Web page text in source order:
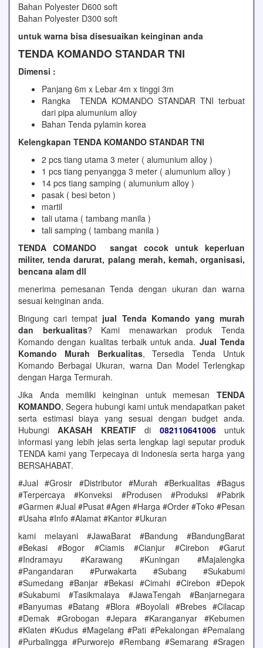
Bahan Polyester D600 soft
Bahan Polyester D300 soft
untuk warna bisa disesuaikan keinginan anda
TENDA KOMANDO STANDAR TNI
Dimensi :
Panjang 6m x Lebar 4m x tinggi 3m
Rangka TENDA KOMANDO STANDAR TNI terbuat
dari pipa alumunium alloy
Bahan Tenda pylamin korea
Kelengkapan TENDA KOMANDO STANDAR TNI
2 pcs tiang utama 3 meter ( alumunium alloy )
1 pcs tiang penyangga 3 meter ( alumunium alloy )
14 pcs tiang samping ( alumunium alloy )
pasak ( besi beton )
martil
tali utama ( tambang manila )
tali samping ( tambang manila )
TENDA COMANDO sangat cocok untuk keperluan
militer, tenda darurat, palang merah, kemah, organisasi,
bencana alam dll
menerima pemesanan Tenda dengan ukuran dan warna
sesuai keinginan anda.
Bingung cari tempat jual Tenda Komando yang murah
dan berkualitas? Kami menawarkan produk Tenda
Komando dengan kualitas terbaik untuk anda. Jual Tenda
Komando Murah Berkualitas, Tersedia Tenda Untuk
Komando Berbagai Ukuran, warna Dan Model Terlengkap
dengan Harga Termurah.
Jika Anda memiliki keinginan untuk memesan TENDA
KOMANDO, Segera hubungi kami untuk mendapatkan paket
serta estimasi biaya yang sesuai dengan budget anda.
HubungiAKASAH KREATIFdi 082110641006untuk
informasi yang lebih jelas serta lengkap lagi seputar produk
TENDA kami yang Terpecaya di Indonesia serta harga yang
BERSAHABAT.
#Jual #Grosir #Distributor #Murah #Berkualitas #Bagus
#Terpercaya #Konveksi #Produsen #Produksi #Pabrik
#Garmen #Jual #Pusat #Agen #Harga #Order #Toko #Pesan
#Usaha #Info #Alamat #Kantor #Ukuran
kami melayani #JawaBarat #Bandung #BandungBarat
#Bekasi #Bogor #Ciamis #Cianjur #Cirebon #Garut
#Indramayu #Karawang #Kuningan #Majalengka
#Pangandaran #Purwakarta #Subang #Sukabumi
#Sumedang #Banjar #Bekasi #Cimahi #Cirebon #Depok
#Sukabumi #Tasikmalaya #JawaTengah #Banjarnegara
#Banyumas #Batang #Blora #Boyolali #Brebes #Cilacap
#Demak #Grobogan #Jepara #Karanganyar #Kebumen
#Klaten #Kudus #Magelang #Pati #Pekalongan #Pemalang
#Purbalingga #Purworejo #Rembang #Semarang #Sragen